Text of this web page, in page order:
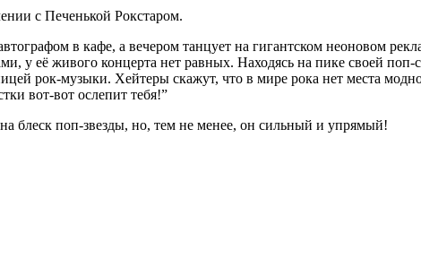
с Печенькой Рокстаром.
в кафе, а вечером танцует на гигантском неоновом
её живого концерта нет равных. Находясь на пике своей поп-
рок-музыки. Хейтеры скажут, что в мире рока нет места
вот-вот ослепит тебя!”
блеск поп-звезды, но, тем не менее, он сильный и упрямый!